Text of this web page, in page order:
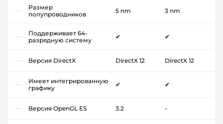
Размер
полупроводников
5 nm 3 nm
Поддерживает 64-
разрядную систему
✔ ✔
Версия DirectX DirectX 12 DirectX 12
Имеет интегрированную
графику
✔ ✔
Версия OpenGL ES 3.2 -